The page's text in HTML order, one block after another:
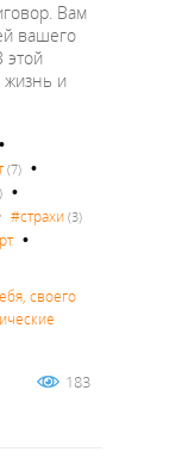
Вам
вашего
этой
жизнь и
•
(7) •
•
#страхи (3)
•
своего
183